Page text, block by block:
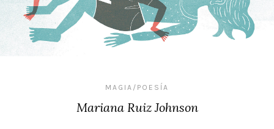
MAGIA/POESÍA
Mariana Ruiz Johnson